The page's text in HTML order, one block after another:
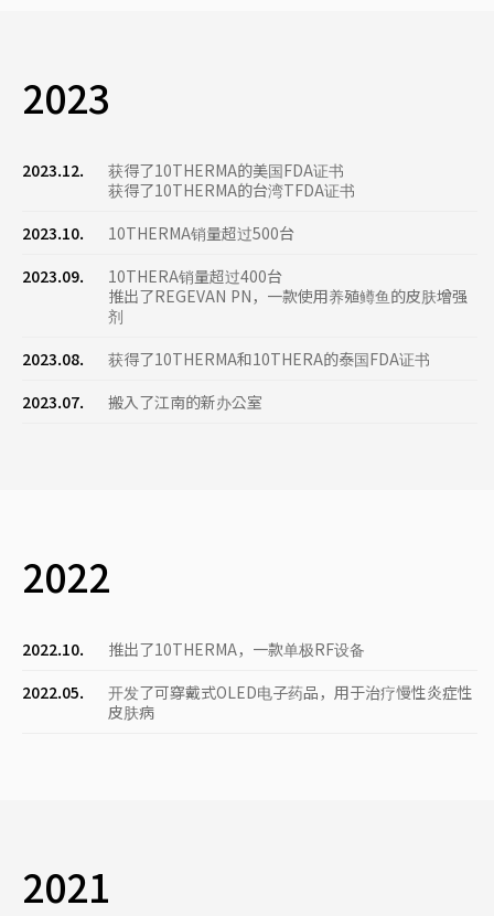
2023
2023.12.
获得了10THERMA的美国FDA证书
获得了10THERMA的台湾TFDA证书
2023.10.
10THERMA销量超过500台
2023.09.
10THERA销量超过400台
推出了REGEVAN PN，一款使用养殖鳟鱼的皮肤增强
剂
2023.08.
获得了10THERMA和10THERA的泰国FDA证书
2023.07.
搬入了江南的新办公室
2022
2022.10.
推出了10THERMA，一款单极RF设备
2022.05.
开发了可穿戴式OLED电子药品，用于治疗慢性炎症性
皮肤病
2021